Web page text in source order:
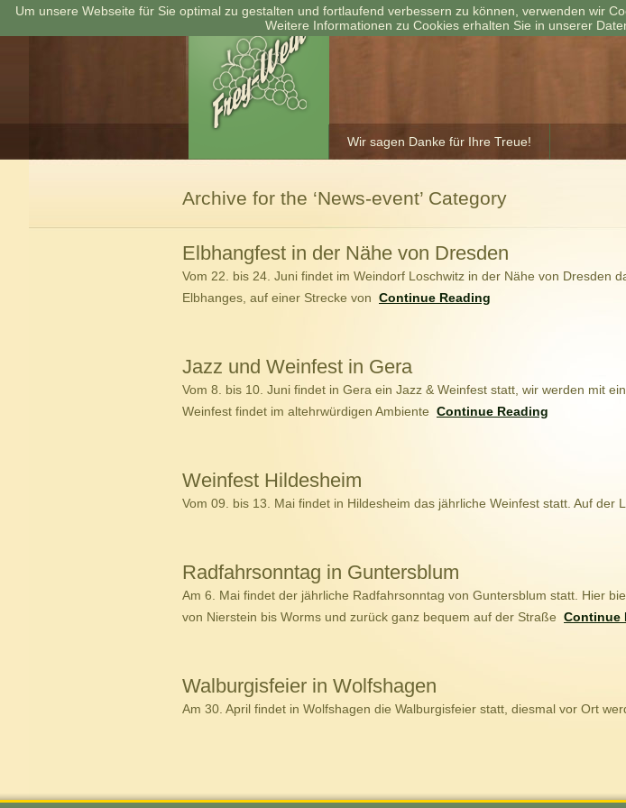
Wir sagen Danke für Ihre Treue!
Archive for the ‘News-event’ Category
Elbhangfest in der Nähe von Dresden
Vom 22. bis 24. Juni findet im Weindorf Loschwitz in der Nähe von Dresden
Elbhanges, auf einer Strecke von Continue Reading
Jazz und Weinfest in Gera
Vom 8. bis 10. Juni findet in Gera ein Jazz & Weinfest statt, wir werden mit
Weinfest findet im altehrwürdigen Ambiente Continue Reading
Weinfest Hildesheim
Vom 09. bis 13. Mai findet in Hildesheim das jährliche Weinfest statt. Auf der
Radfahrsonntag in Guntersblum
Am 6. Mai findet der jährliche Radfahrsonntag von Guntersblum statt. Hier
von Nierstein bis Worms und zurück ganz bequem auf der Straße Continue
Walburgisfeier in Wolfshagen
Am 30. April findet in Wolfshagen die Walburgisfeier statt, diesmal vor Ort
Um unsere Webseite für Sie optimal zu gestalten und fortlaufend verbessern zu können, verwenden wir
Weitere Informationen zu Cookies erhalten Sie in unserer